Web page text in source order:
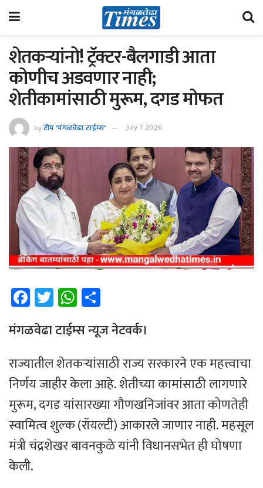
शेतकऱ्यांनो! ट्रॅक्टर-बैलगाडी आता
कोणीच अडवणार नाही;
शेतीकामांसाठी मुरूम, दगड मोफत
byटीम 'मंगळवेढा टाईम्स' July 7, 2026
Fa
ce
b
o
ok
T
wi
tt
er
W
h
at
sA
p
p
ar
e
मंगळवेढा टाईम्स न्यूज नेटवर्क।
राज्यातील शेतकऱ्यांसाठी राज्य सरकारने एक महत्त्वाचा
निर्णय जाहीर केला आहे. शेतीच्या कामांसाठी लागणारे
मुरूम, दगड यांसारख्या गौणखनिजांवर आता कोणतेही
स्वामित्व शुल्क (रॉयल्टी) आकारले जाणार नाही. महसूल
मंत्री चंद्रशेखर बावनकुळे यांनी विधानसभेत ही घोषणा
केली.